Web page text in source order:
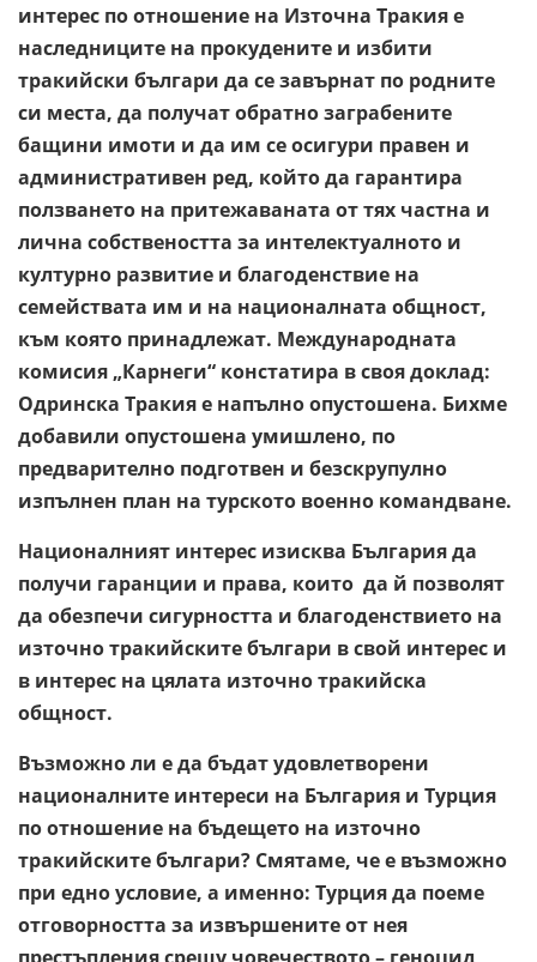
интерес по отношение на Източна Тракия е
наследниците на прокудените и избити
тракийски българи да се завърнат по родните
си места, да получат обратно заграбените
бащини имоти и да им се осигури правен и
административен ред, който да гарантира
ползването на притежаваната от тях частна и
лична собствеността за интелектуалното и
културно развитие и благоденствие на
семействата им и на националната общност,
към която принадлежат. Международната
комисия „Карнеги“ констатира в своя доклад:
Одринска Тракия е напълно опустошена. Бихме
добавили опустошена умишлено, по
предварително подготвен и безскрупулно
изпълнен план на турското военно командване.
Националният интерес изисква България да
получи гаранции и права, които да й позволят
да обезпечи сигурността и благоденствието на
източно тракийските българи в свой интерес и
в интерес на цялата източно тракийска
общност.
Възможно ли е да бъдат удовлетворени
националните интереси на България и Турция
по отношение на бъдещето на източно
тракийските българи? Смятаме, че е възможно
при едно условие, а именно: Турция да поеме
отговорността за извършените от нея